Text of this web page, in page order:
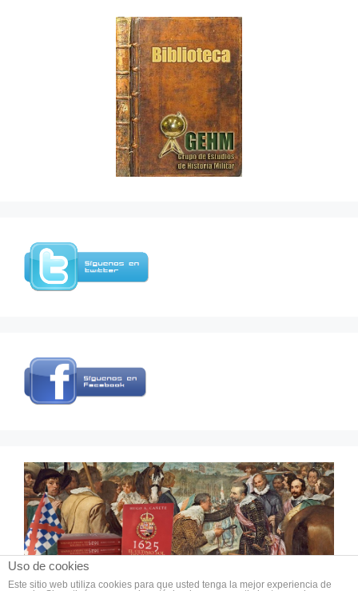
Uso de cookies
Este sitio web utiliza cookies para que usted tenga la mejor experiencia de